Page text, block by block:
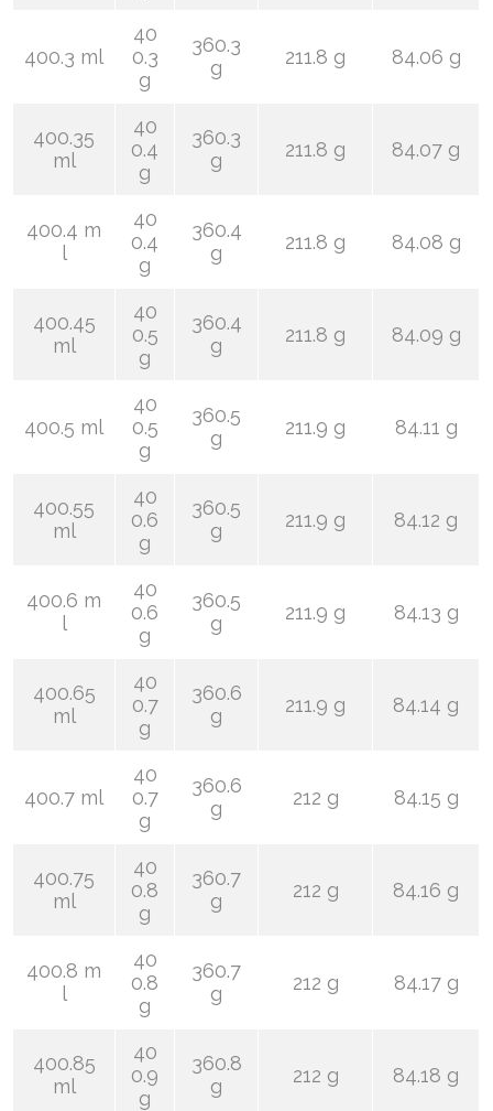
400.3 ml
40
0.3
g
360.3
g
211.8 g 84.06 g
400.35
ml
40
0.4
g
360.3
g
211.8 g 84.07 g
400.4 m
l
40
0.4
g
360.4
g
211.8 g 84.08 g
400.45
ml
40
0.5
g
360.4
g
211.8 g 84.09 g
400.5 ml
40
0.5
g
360.5
g
211.9 g 84.11 g
400.55
ml
40
0.6
g
360.5
g
211.9 g 84.12 g
400.6 m
l
40
0.6
g
360.5
g
211.9 g 84.13 g
400.65
ml
40
0.7
g
360.6
g
211.9 g 84.14 g
400.7 ml
40
0.7
g
360.6
g
212 g 84.15 g
400.75
ml
40
0.8
g
360.7
g
212 g 84.16 g
400.8 m
l
40
0.8
g
360.7
g
212 g 84.17 g
400.85
ml
40
0.9
g
360.8
g
212 g 84.18 g